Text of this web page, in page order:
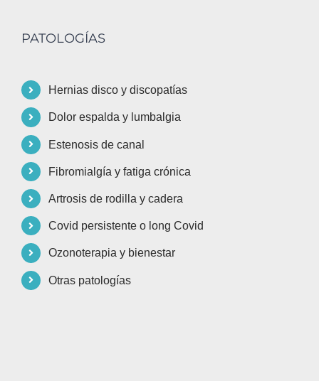
PATOLOGÍAS
Hernias disco y discopatías
Dolor espalda y lumbalgia
Estenosis de canal
Fibromialgía y fatiga crónica
Artrosis de rodilla y cadera
Covid persistente o long Covid
Ozonoterapia y bienestar
Otras patologías